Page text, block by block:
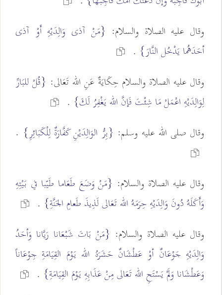
وقال عليه الصلاة والسلام: {مَنْ آذى وَالِدَيْهِ أَوْ آذى
أحَدَهُما يَدْخُل النَّارَ} .
وقال عليه الصلاة والسلام حِكَايَةٌ عَنِ الله تَعَالى: {قُلْ للبَارِّ
لِوَالِدَيْهِ اعْمَلْ مَا شِئْتَ فَإنَّ الله يَغْفِرُ لَكَ} .
وقال صلى الله عليه وسلم: {بِرُّ الوَالِدَيْنِ كَفَّارَةٌ لِلْكَبَائِرِ} .
وقال عليه الصلاة والسلام: {مَنْ وَضَعَ طَعَاما طَيّبا في بَيْتِهِ
وَأَكَلَهُ دُونَ وَالِدَيْهِ حِرَمَهُ الله تَعَالى لَذِيذَ طَعامِ الجَنَّةِ} .
وقال عليه الصلاة والسلام: {مَنْ بَاتَ شَبْعَانا رَيَّانا وَأحَدُ
وَالِدَيْهِ جَوْعَانٌ أوْ عَطْشَانٌ حَشَرَهُ الله يَوْمَ القِيَامَةِ جِوْعَاناً
وَعَطْشَانا وَلَمْ يَسْتَحِ الله تَعَالى مِنْ عَذَابِهِ يَوْمَ القِيَامَةِ} .